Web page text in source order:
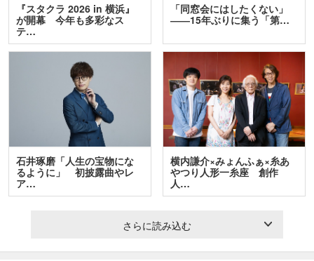
『スタクラ 2026 in 横浜』
が開幕 今年も多彩なス
テ…
「同窓会にはしたくない」
――15年ぶりに集う「第…
石井琢磨「人生の宝物にな
るように」 初披露曲やレ
ア…
横内謙介×みょんふぁ×糸あ
やつり人形一糸座 創作
人…
さらに読み込む